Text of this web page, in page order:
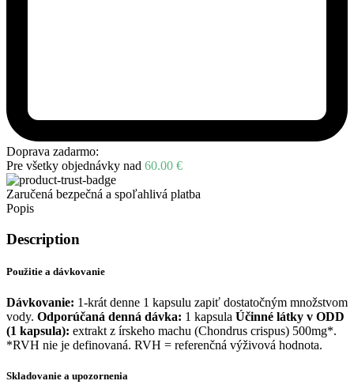
Doprava zadarmo:
Pre všetky objednávky nad 60.00 €
Zaručená bezpečná a spoľahlivá platba
Popis
Description
Použitie a dávkovanie
Dávkovanie: 1-krát denne 1 kapsulu zapiť dostatočným množstvom
vody. Odporúčaná denná dávka: 1 kapsula Účinné látky v ODD
(1 kapsula): extrakt z írskeho machu (Chondrus crispus) 500mg*.
*RVH nie je definovaná. RVH = referenčná výživová hodnota.
Skladovanie a upozornenia